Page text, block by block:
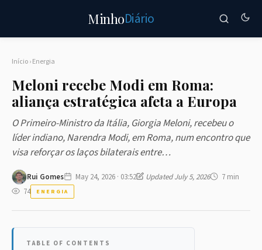
MinhoDiário
Início›Energia
Meloni recebe Modi em Roma:
aliança estratégica afeta a Europa
O Primeiro-Ministro da Itália, Giorgia Meloni, recebeu o
líder indiano, Narendra Modi, em Roma, num encontro que
visa reforçar os laços bilaterais entre…
Rui Gomes May 24, 2026 · 03:52 Updated July 5, 2026
7 min
74
ENERGIA
TABLE OF CONTENTS